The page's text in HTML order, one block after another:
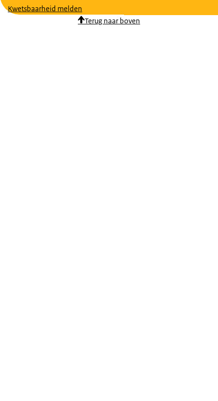
Kwetsbaarheid melden
Terug naar boven